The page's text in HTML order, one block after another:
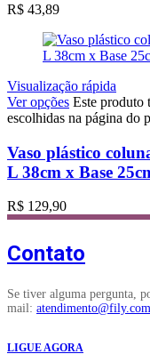
R$ 43,89
Visualização rápida
Ver opções Este produto
escolhidas na página do
Vaso plástico
L 38cm x Base
R$ 129,90
Contato
Se tiver alguma pergunta,
mail:
LIGUE AGORA